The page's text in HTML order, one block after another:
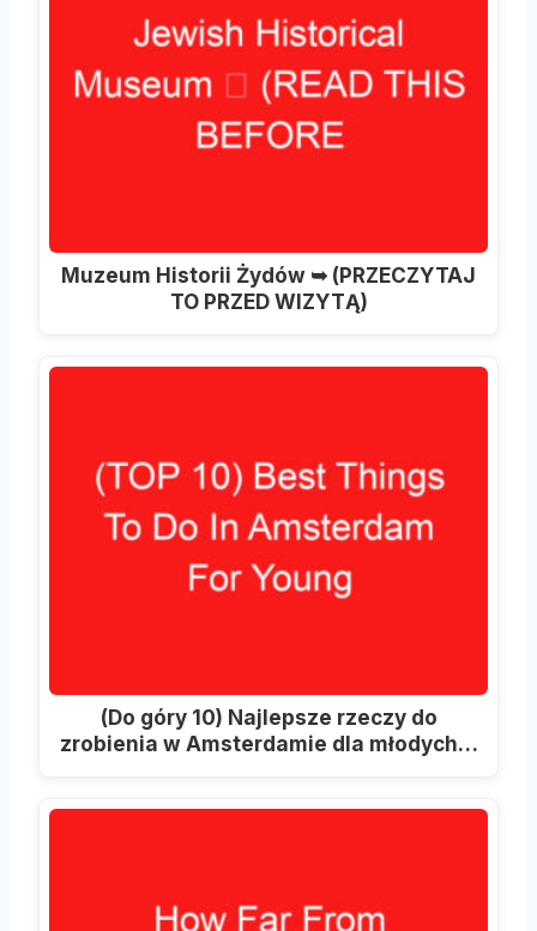
Muzeum Historii Żydów ➥ (PRZECZYTAJ
TO PRZED WIZYTĄ)
(Do góry 10) Najlepsze rzeczy do
zrobienia w Amsterdamie dla młodych…